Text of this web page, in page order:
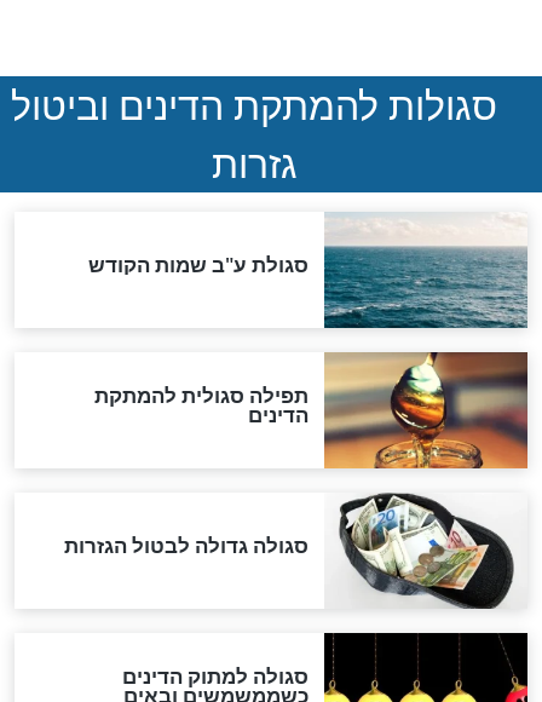
ההסכם החשאי של טראמפ
ואיראן: בלי שקיפות ועם הרבה
סימני שאלה
המסמך האבוד שנחשף
במרתפי מוסקבה: כתב היד
הנדיר של הרשב"ם התגלה
"מודה לקב"ה על כל השנים"
לכל המאמרים